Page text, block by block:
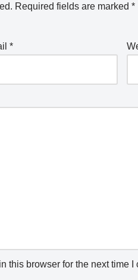
Required fields are marked *
*
this browser for the next time I